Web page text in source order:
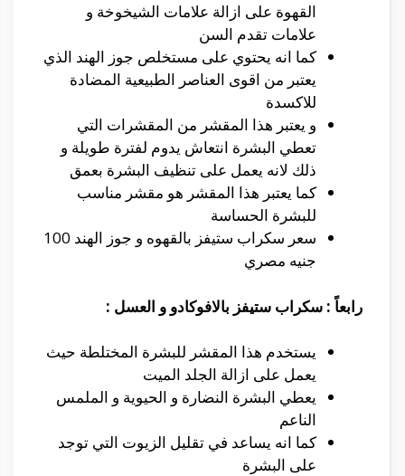
القهوة على ازالة علامات الشيخوخة و
علامات تقدم السن
كما انه يحتوي على مستخلص جوز الهند الذي
يعتبر من اقوى العناصر الطبيعية المضادة
للاكسدة
و يعتبر هذا المقشر من المقشرات التي
تعطي البشرة انتعاش يدوم لفترة طويلة و
ذلك لانه يعمل على تنظيف البشرة بعمق
كما يعتبر هذا المقشر هو مقشر مناسب
للبشرة الحساسة
سعر سكراب ستيفز بالقهوه و جوز الهند 100
جنيه مصري
رابعاً : سكراب ستيفز بالافوكادو و العسل :
يستخدم هذا المقشر للبشرة المختلطة حيث
يعمل على ازالة الجلد الميت
يعطي البشرة النضارة و الحيوية و الملمس
الناعم
كما انه يساعد في تقليل الزيوت التي توجد
على البشرة